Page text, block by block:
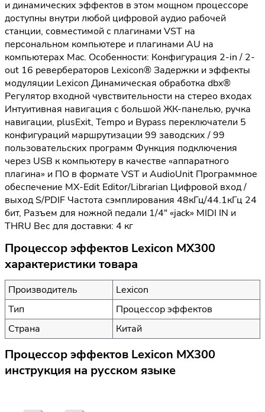
и динамических эффектов в этом мощном процессоре
доступны внутри любой цифровой аудио рабочей
станции, совместимой с плагинами VST на
персональном компьютере и плагинами AU на
компьютерах Mac. Особенности: Конфигурация 2-in / 2-
out 16 ревербераторов Lexicon® Задержки и эффекты
модуляции Lexicon Динамическая обработка dbx®
Регулятор входной чувствительности на стерео входах
Интуитивная навигация с большой ЖК-панелью, ручка
навигации, plusExit, Tempo и Bypass переключатели 5
конфигураций маршрутизации 99 заводских / 99
пользовательских программ Функция подключения
через USB к компьютеру в качестве «аппаратного
плагина» и ПО в формате VST и AudioUnit Программное
обеспечение MX-Edit Editor/Librarian Цифровой вход /
выход S/PDIF Частота сэмплирования 48кГц/44.1кГц 24
бит, Разъем для ножной педали 1/4" «jack» MIDI IN и
THRU Вес для доставки: 4 кг
Процессор эффектов Lexicon MX300
характеристики товара
Производитель
Lexicon
Тип
Процессор эффектов
Страна
Китай
Процессор эффектов Lexicon MX300
инструкция на русском языке